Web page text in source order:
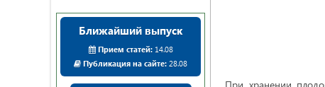
Ближайший выпуск
Прием статей:14.08
Публикация на сайте: 28.08